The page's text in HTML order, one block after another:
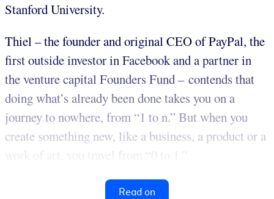
Stanford University.
Thiel – the founder and original CEO of PayPal, the
first outside investor in Facebook and a partner in
the venture capital Founders Fund – contends that
doing what’s already been done takes you on a
journey to nowhere, from “1 to n.” But when you
create something new, like a business, a product or a
work of art, you travel from “0 to 1.”
Read on